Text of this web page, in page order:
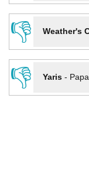
👎
Weather's
👎
Yaris- Papa